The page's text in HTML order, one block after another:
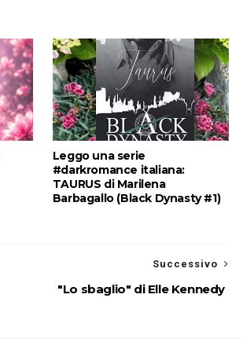
Leggo una serie
#darkromance italiana:
TAURUS di Marilena
Barbagallo (Black Dynasty #1)
Successivo
"Lo sbaglio" di Elle Kennedy